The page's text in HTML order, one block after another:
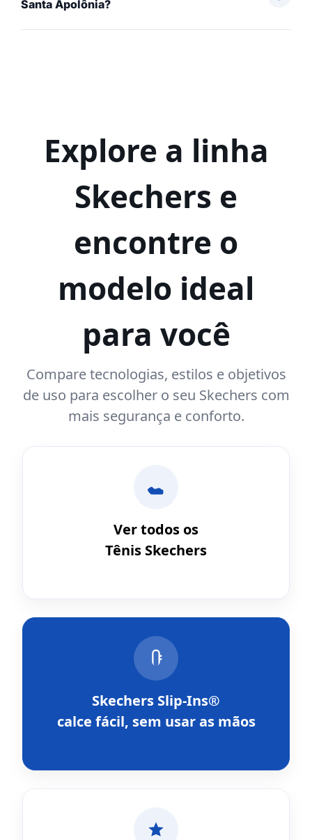
Santa Apolônia?
Explore a linha
Skechers e
encontre o
modelo ideal
para você
Compare tecnologias, estilos e objetivos
de uso para escolher o seu Skechers com
mais segurança e conforto.
Ver todos os
Tênis Skechers
Skechers Slip-Ins®
calce fácil, sem usar as mãos